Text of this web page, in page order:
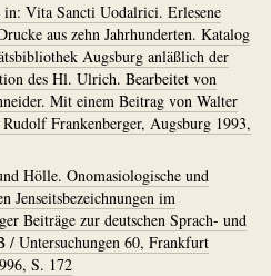
Vita Sancti Uodalrici. Erlesene
aus zehn Jahrhunderten. Katalog
Augsburg anläßlich der
des Hl. Ulrich. Bearbeitet von
Mit einem Beitrag von Walter
Frankenberger, Augsburg 1993,
Hölle. Onomasiologische und
Jenseitsbezeichnungen im
Beiträge zur deutschen Sprach- und
/ Untersuchungen 60, Frankfurt
S. 172